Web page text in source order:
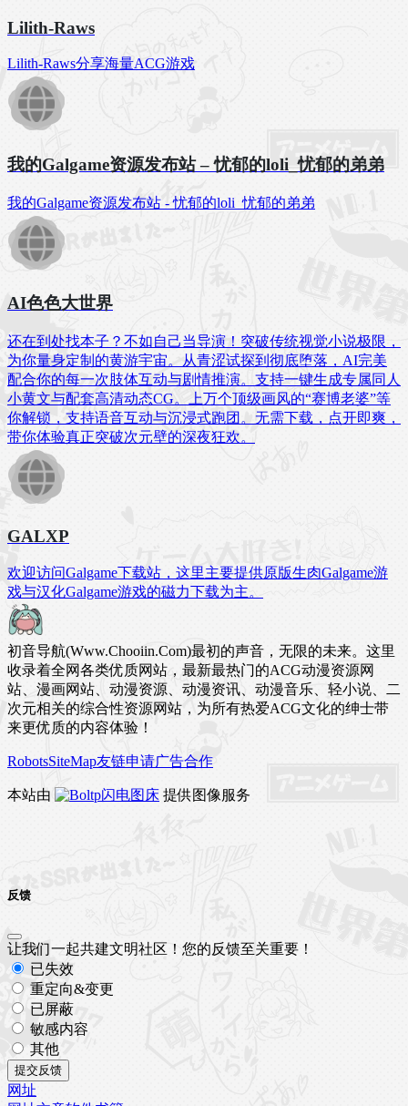
Lilith-Raws
Lilith-Raws分享海量ACG游戏
我的Galgame资源发布站 – 忧郁的loli_忧郁的弟弟
我的Galgame资源发布站 - 忧郁的loli_忧郁的弟弟
AI色色大世界
还在到处找本子？不如自己当导演！突破传统视觉小说极限，
为你量身定制的黄游宇宙。从青涩试探到彻底堕落，AI完美
配合你的每一次肢体互动与剧情推演。支持一键生成专属同人
小黄文与配套高清动态CG。上万个顶级画风的“赛博老婆”等
你解锁，支持语音互动与沉浸式跑团。无需下载，点开即爽，
带你体验真正突破次元壁的深夜狂欢。
GALXP
欢迎访问Galgame下载站，这里主要提供原版生肉Galgame游
戏与汉化Galgame游戏的磁力下载为主。
初音导航(Www.Chooiin.Com)最初的声音，无限的未来。这里
收录着全网各类优质网站，最新最热门的ACG动漫资源网
站、漫画网站、动漫资源、动漫资讯、动漫音乐、轻小说、二
次元相关的综合性资源网站，为所有热爱ACG文化的绅士带
来更优质的内容体验！
RobotsSiteMap友链申请广告合作
本站由 闪电图床 提供图像服务
反馈
让我们一起共建文明社区！您的反馈至关重要！
已失效
重定向&变更
已屏蔽
敏感内容
其他
提交反馈
网址